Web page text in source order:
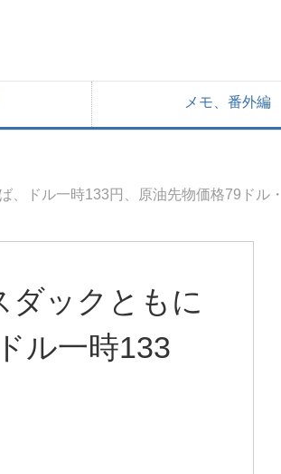
メモ、番外編
、ドル一時133円、原油先物価格79ドル
ダックともに
ル一時133